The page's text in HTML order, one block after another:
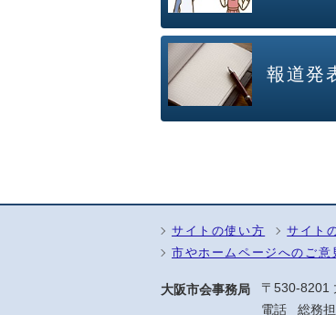
報道発
サイトの使い方 サイト
市やホームページへのご意
大阪市会事務局
〒530-8201
電話
総務